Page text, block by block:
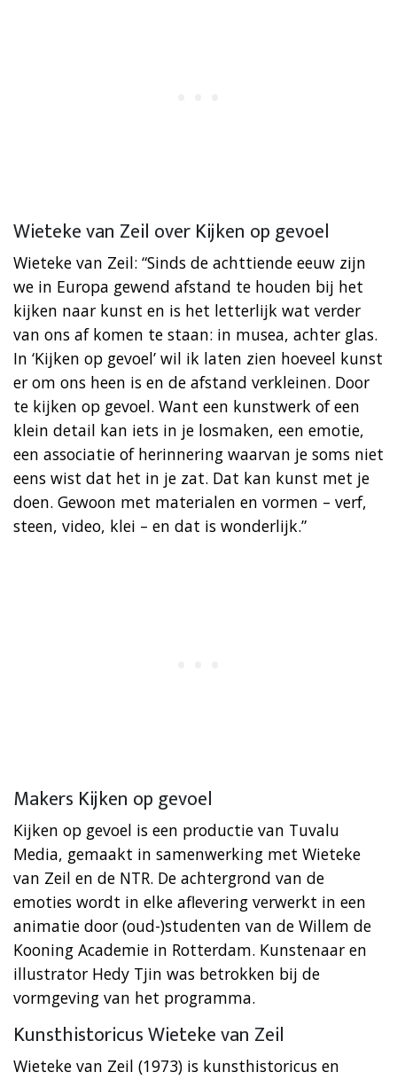
Wieteke van Zeil over Kijken op gevoel
Wieteke van Zeil: “Sinds de achttiende eeuw zijn
we in Europa gewend afstand te houden bij het
kijken naar kunst en is het letterlijk wat verder
van ons af komen te staan: in musea, achter glas.
In ‘Kijken op gevoel’ wil ik laten zien hoeveel kunst
er om ons heen is en de afstand verkleinen. Door
te kijken op gevoel. Want een kunstwerk of een
klein detail kan iets in je losmaken, een emotie,
een associatie of herinnering waarvan je soms niet
eens wist dat het in je zat. Dat kan kunst met je
doen. Gewoon met materialen en vormen – verf,
steen, video, klei – en dat is wonderlijk.”
Makers Kijken op gevoel
Kijken op gevoel is een productie van Tuvalu
Media, gemaakt in samenwerking met Wieteke
van Zeil en de NTR. De achtergrond van de
emoties wordt in elke aflevering verwerkt in een
animatie door (oud-)studenten van de Willem de
Kooning Academie in Rotterdam. Kunstenaar en
illustrator Hedy Tjin was betrokken bij de
vormgeving van het programma.
Kunsthistoricus Wieteke van Zeil
Wieteke van Zeil (1973) is kunsthistoricus en